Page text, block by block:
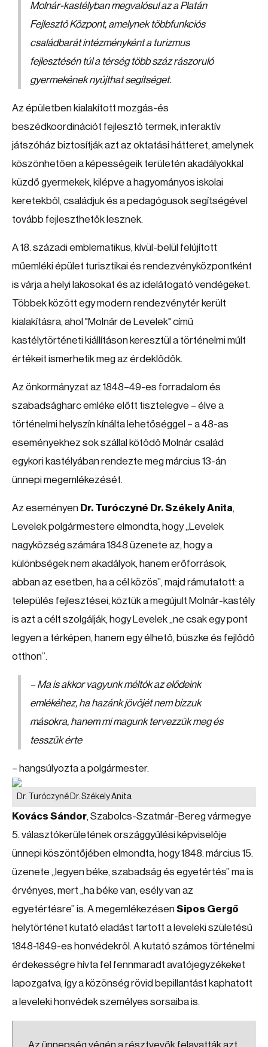
Molnár-kastélyban megvalósul az a Platán
Fejlesztő Központ, amelynek többfunkciós
családbarát intézményként a turizmus
fejlesztésén túl a térség több száz rászoruló
gyermekének nyújthat segítséget.
Az épületben kialakított mozgás-és
beszédkoordinációt fejlesztő termek, interaktív
játszóház biztosítják azt az oktatási hátteret, amelynek
köszönhetően a képességeik területén akadályokkal
küzdő gyermekek, kilépve a hagyományos iskolai
keretekből, családjuk és a pedagógusok segítségével
tovább fejleszthetők lesznek.
A 18. századi emblematikus, kívül-belül felújított
műemléki épület turisztikai és rendezvényközpontként
is várja a helyi lakosokat és az idelátogató vendégeket.
Többek között egy modern rendezvénytér került
kialakításra, ahol "Molnár de Levelek" című
kastélytörténeti kiállításon keresztül a történelmi múlt
értékeit ismerhetik meg az érdeklődők.
Az önkormányzat az 1848–49-es forradalom és
szabadságharc emléke előtt tisztelegve – élve a
történelmi helyszín kínálta lehetőséggel – a 48-as
eseményekhez sok szállal kötődő Molnár család
egykori kastélyában rendezte meg március 13-án
ünnepi megemlékezését.
Az eseményen Dr. Turóczyné Dr. Székely Anita,
Levelek polgármestere elmondta, hogy „Levelek
nagyközség számára 1848 üzenete az, hogy a
különbségek nem akadályok, hanem erőforrások,
abban az esetben, ha a cél közös”, majd rámutatott: a
település fejlesztései, köztük a megújult Molnár-kastély
is azt a célt szolgálják, hogy Levelek „ne csak egy pont
legyen a térképen, hanem egy élhető, büszke és fejlődő
otthon”.
– Ma is akkor vagyunk méltók az elődeink
emlékéhez, ha hazánk jövőjét nem bízzuk
másokra, hanem mi magunk tervezzük meg és
tesszük érte
– hangsúlyozta a polgármester.
Dr. Turóczyné Dr. Székely Anita
Kovács Sándor, Szabolcs-Szatmár-Bereg vármegye
5. választókerületének országgyűlési képviselője
ünnepi köszöntőjében elmondta, hogy 1848. március 15.
üzenete „legyen béke, szabadság és egyetértés” ma is
érvényes, mert „ha béke van, esély van az
egyetértésre” is. A megemlékezésenSipos Gergő
helytörténet kutató eladást tartott a leveleki születésű
1848-1849-es honvédekről. A kutató számos történelmi
érdekességre hívta fel fennmaradt avatójegyzékeket
lapozgatva, így a közönség rövid bepillantást kaphatott
a leveleki honvédek személyes sorsaiba is.
Az ünnepség végén a résztvevők felavatták azt